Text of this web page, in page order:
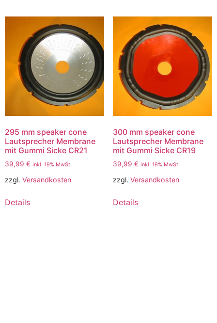
295 mm speaker cone
Lautsprecher Membrane
mit Gummi Sicke CR21
39,99 € inkl. 19% MwSt.
zzgl. Versandkosten
Details
300 mm speaker cone
Lautsprecher Membrane
mit Gummi Sicke CR19
39,99 € inkl. 19% MwSt.
zzgl. Versandkosten
Details